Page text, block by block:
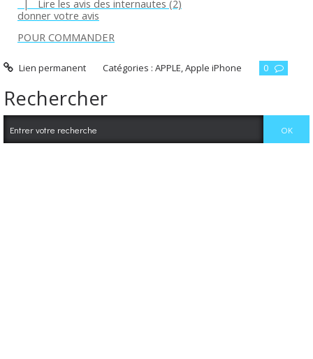
Lire les avis des internautes (2)
donner votre avis
POUR COMMANDER
Lien permanent Catégories :APPLE,Apple iPhone 0
Rechercher